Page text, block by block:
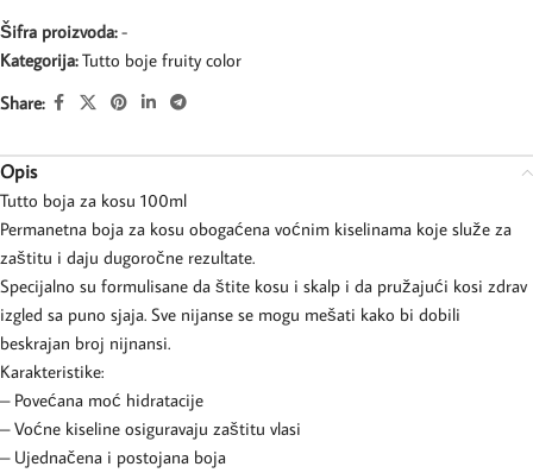
Šifra proizvoda:-
Kategorija: Tutto boje fruity color
Share:
Opis
Tutto boja za kosu 100ml
Permanetna boja za kosu obogaćena voćnim kiselinama koje služe za
zaštitu i daju dugoročne rezultate.
Specijalno su formulisane da štite kosu i skalp i da pružajući kosi zdrav
izgled sa puno sjaja. Sve nijanse se mogu mešati kako bi dobili
beskrajan broj nijnansi.
Karakteristike:
– Povećana moć hidratacije
– Voćne kiseline osiguravaju zaštitu vlasi
– Ujednačena i postojana boja